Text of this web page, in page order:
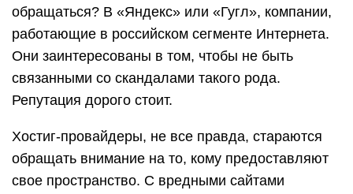
обращаться? В «Яндекс» или «Гугл», компании,
работающие в российском сегменте Интернета.
Они заинтересованы в том, чтобы не быть
связанными со скандалами такого рода.
Репутация дорого стоит.
Хостиг-провайдеры, не все правда, стараются
обращать внимание на то, кому предоставляют
свое пространство. С вредными сайтами